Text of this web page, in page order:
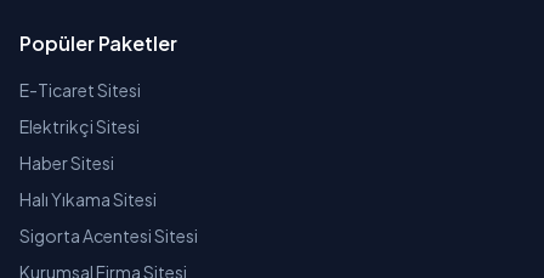
Popüler Paketler
E-Ticaret Sitesi
Elektrikçi Sitesi
Haber Sitesi
Halı Yıkama Sitesi
Sigorta Acentesi Sitesi
Kurumsal Firma Sitesi